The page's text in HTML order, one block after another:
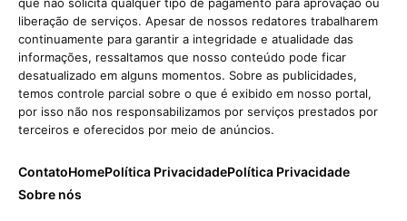
liberação de serviços. Apesar de nossos redatores trabalharem
continuamente para garantir a integridade e atualidade das
informações, ressaltamos que nosso conteúdo pode ficar
desatualizado em alguns momentos. Sobre as publicidades,
temos controle parcial sobre o que é exibido em nosso portal,
por isso não nos responsabilizamos por serviços prestados por
terceiros e oferecidos por meio de anúncios.
ContatoHomePolítica PrivacidadePolítica Privacidade
Sobre nós